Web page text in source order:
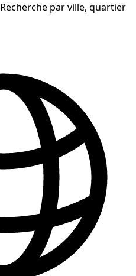
Recherche par ville, quartier